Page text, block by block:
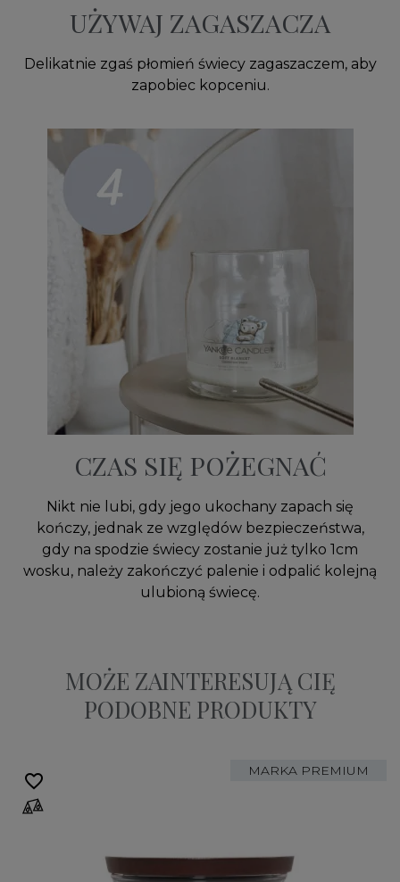
UŻYWAJ ZAGASZACZA
Delikatnie zgaś płomień świecy zagaszaczem, aby
zapobiec kopceniu.
CZAS SIĘ POŻEGNAĆ
Nikt nie lubi, gdy jego ukochany zapach się
kończy, jednak ze względów bezpieczeństwa,
gdy na spodzie świecy zostanie już tylko 1cm
wosku, należy zakończyć palenie i odpalić kolejną
ulubioną świecę.
MOŻE ZAINTERESUJĄ CIĘ
PODOBNE PRODUKTY
MARKA PREMIUM
favorite_border